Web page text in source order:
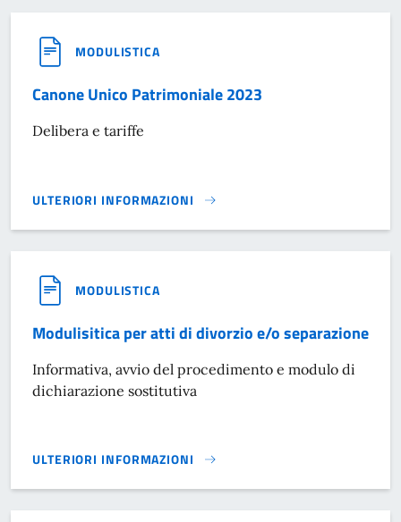
MODULISTICA
Canone Unico Patrimoniale 2023
Delibera e tariffe
ULTERIORI INFORMAZIONI
CANONE UNICO PATRIMONIALE 2023}
MODULISTICA
Modulisitica per atti di divorzio e/o separazione
Informativa, avvio del procedimento e modulo di
dichiarazione sostitutiva
ULTERIORI INFORMAZIONI
MODULISITICA PER ATTI DI DIVORZIO E/O SEPARAZIONE}